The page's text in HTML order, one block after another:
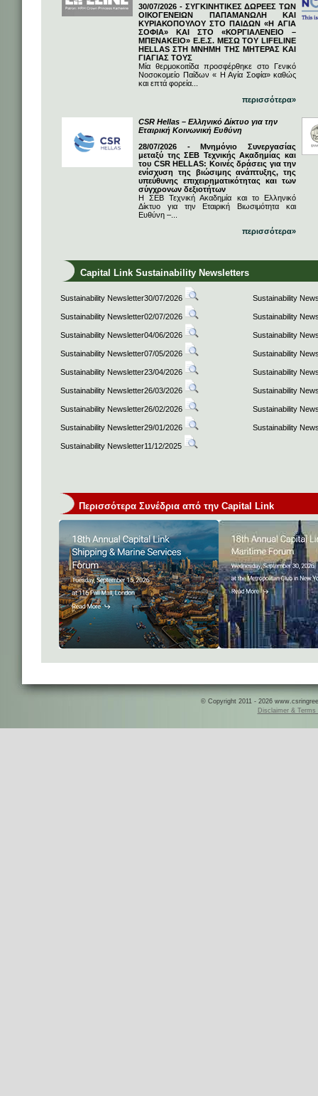
30/07/2026 - ΣΥΓΚΙΝΗΤΙΚΕΣ ΔΩΡΕΕΣ ΤΩΝ
ΟΙΚΟΓΕΝΕΙΩΝ ΠΑΠΑΜΑΝΩΛΗ ΚΑΙ
ΚΥΡΙΑΚΟΠΟΥΛΟΥ ΣΤΟ ΠΑΙΔΩΝ «Η ΑΓΙΑ
ΣΟΦΙΑ» ΚΑΙ ΣΤΟ «ΚΟΡΓΙΑΛΕΝΕΙΟ –
ΜΠΕΝΑΚΕΙΟ» Ε.Ε.Σ. ΜΕΣΩ ΤΟΥ LIFELINE
HELLAS ΣΤΗ ΜΝΗΜΗ ΤΗΣ ΜΗΤΕΡΑΣ ΚΑΙ
ΓΙΑΓΙΑΣ ΤΟΥΣ
Μία θερμοκοιτίδα προσφέρθηκε στο Γενικό
Νοσοκομείο Παίδων « Η Αγία Σοφία» καθώς
και επτά φορεία...
περισσότερα»
CSR Hellas – Ελληνικό Δίκτυο για την
Εταιρική Κοινωνική Ευθύνη
28/07/2026 - Μνημόνιο Συνεργασίας
μεταξύ της ΣΕΒ Τεχνικής Ακαδημίας και
του CSR HELLAS: Κοινές δράσεις για την
ενίσχυση της βιώσιμης ανάπτυξης, της
υπεύθυνης επιχειρηματικότητας και των
σύγχρονων δεξιοτήτων
Η ΣΕΒ Τεχνική Ακαδημία και το Ελληνικό
Δίκτυο για την Εταιρική Βιωσιμότητα και
Ευθύνη –...
περισσότερα»
Capital Link Sustainability Newsletters
Sustainability Newsletter30/07/2026 Sustainability
Sustainability Newsletter02/07/2026 Sustainability
Sustainability Newsletter04/06/2026 Sustainability
Sustainability Newsletter07/05/2026 Sustainability
Sustainability Newsletter23/04/2026 Sustainability
Sustainability Newsletter26/03/2026 Sustainability
Sustainability Newsletter26/02/2026 Sustainability
Sustainability Newsletter29/01/2026 Sustainability
Sustainability Newsletter11/12/2025
Περισσότερα Συνέδρια από την Capital Link
© Copyright 2011 - 2026
Disclaimer & Terms